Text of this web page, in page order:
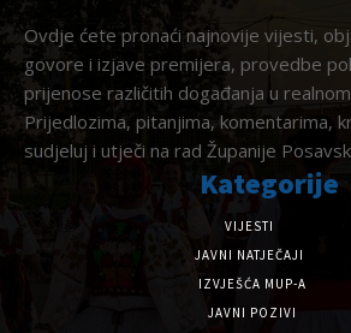
Ovdje ćete pronaći najnovije vijesti,
govore i izjave premijera, provedbe
prijenose različitih događanja u
Prijedlozima, pitanjima, komentarima,
sudjeluj i utječi na rad Županije
Kategorije
VIJESTI
JAVNI NATJEČAJI
IZVJEŠĆA MUP-A
JAVNI POZIVI